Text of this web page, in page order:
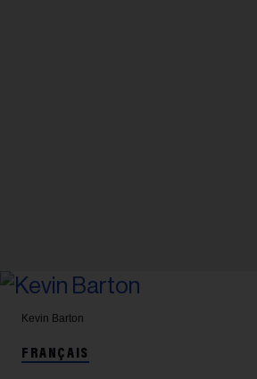
Kevin Barton
FRANÇAIS